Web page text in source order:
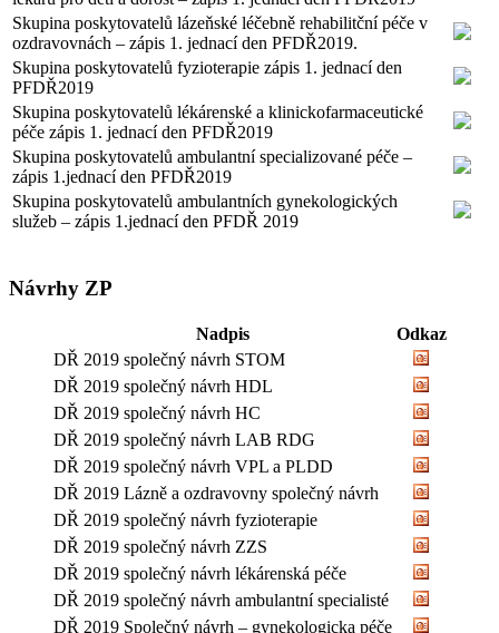
Skupina poskytovatelů lázeňské léčebně rehabilitční péče v
ozdravovnách – zápis 1. jednací den PFDŘ2019.
Skupina poskytovatelů fyzioterapie zápis 1. jednací den
PFDŘ2019
Skupina poskytovatelů lékárenské a klinickofarmaceutické
péče zápis 1. jednací den PFDŘ2019
Skupina poskytovatelů ambulantní specializované péče –
zápis 1.jednací den PFDŘ2019
Skupina poskytovatelů ambulantních gynekologických
služeb – zápis 1.jednací den PFDŘ 2019
Návrhy ZP
Nadpis
Odkaz
DŘ 2019 společný návrh STOM
DŘ 2019 společný návrh HDL
DŘ 2019 společný návrh HC
DŘ 2019 společný návrh LAB RDG
DŘ 2019 společný návrh VPL a PLDD
DŘ 2019 Lázně a ozdravovny společný návrh
DŘ 2019 společný návrh fyzioterapie
DŘ 2019 společný návrh ZZS
DŘ 2019 společný návrh lékárenská péče
DŘ 2019 společný návrh ambulantní specialisté
DŘ 2019 Společný návrh – gynekologicka péče